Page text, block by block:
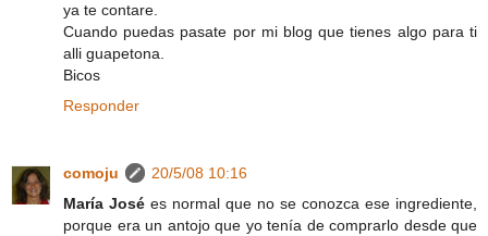
ya te contare.
Cuando puedas pasate por mi blog que tienes algo para ti
alli guapetona.
Bicos
Responder
comoju
20/5/08 10:16
María José es normal que no se conozca ese ingrediente,
porque era un antojo que yo tenía de comprarlo desde que